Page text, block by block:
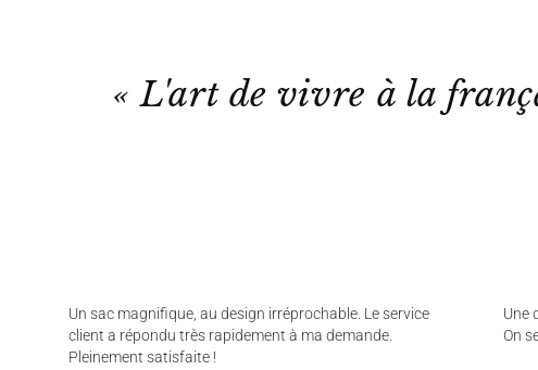
« L'art de vivre à la
Un sac magnifique, au design irréprochable. Le service
client a répondu très rapidement à ma demande.
Pleinement satisfaite !
Une
On